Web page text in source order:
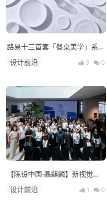
路易十三首套「餐桌美学」系列
正式揭晓
设计前沿 0 0
【陈设中国·晶麒麟】新视觉亮
相 布局未来人居新生态
设计前沿 1 0